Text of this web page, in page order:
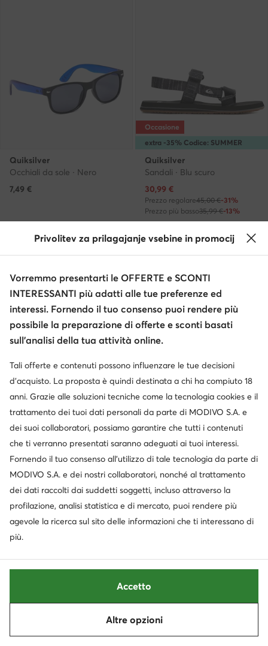
Quiksilver
Occhiali da sole · Nero
7,49 €
extra -35% Codice: SUMMER
Occasione
Quiksilver
Sandali · Blu scuro
Prezzo attuale
30,99 €
Prezzo regolare45,00 €-31%
Prezzo più basso35,99 €-13%
extra -35% Codice: SUMMER
Occasione
Quiksilver
Infradito · Nero
Prezzo attuale
16,99€
Prezzo più basso17,99 €-5%
Occasione
Quiksilver
Scarpe basse · Grigio
Prezzo attuale
26,95€
Prezzo più basso28,95 €-6%
Privolitev za prilagajanje vsebine in promocij
Vorremmo presentarti le OFFERTE e SCONTI
INTERESSANTI più adatti alle tue preferenze ed
interessi. Fornendo il tuo consenso puoi rendere più
possibile la preparazione di offerte e sconti basati
sull’analisi della tua attività online.
Tali offerte e contenuti possono influenzare le tue decisioni
d’acquisto. La proposta è quindi destinata a chi ha compiuto 18
anni. Grazie alle soluzioni tecniche come la tecnologia cookies e il
trattamento dei tuoi dati personali da parte di MODIVO S.A. e
dei suoi collaboratori, possiamo garantire che tutti i contenuti
che ti verranno presentati saranno adeguati ai tuoi interessi.
Fornendo il tuo consenso all’utilizzo di tale tecnologia da parte di
MODIVO S.A. e dei nostri collaboratori, nonché al trattamento
dei dati raccolti dai suddetti soggetti, incluso attraverso la
profilazione, analisi statistica e di mercato, puoi rendere più
agevole la ricerca sul sito delle informazioni che ti interessano di
più.
Altre opzioni
Accetto